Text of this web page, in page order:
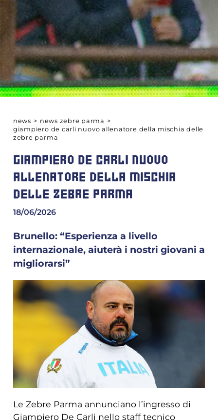
news > news zebre parma >
giampiero de carli nuovo allenatore della mischia delle
zebre parma
GIAMPIERO DE CARLI NUOVO
ALLENATORE DELLA MISCHIA
DELLE ZEBRE PARMA
18/06/2026
Brunello: “Esperienza a livello
internazionale, aiuterà i nostri giovani a
migliorarsi”
Le Zebre Parma annunciano l’ingresso di
Giampiero De Carli nello staff tecnico